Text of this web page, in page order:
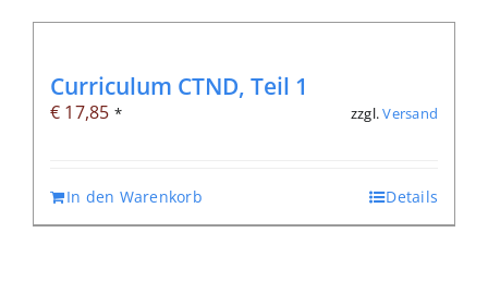
Curriculum CTND, Teil 1
€ 17,85 * zzgl.Versand
In den Warenkorb Details